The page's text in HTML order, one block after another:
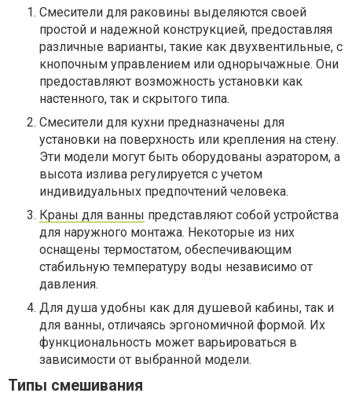
Смесители для раковины выделяются своей
простой и надежной конструкцией, предоставляя
различные варианты, такие как двухвентильные, с
кнопочным управлением или однорычажные. Они
предоставляют возможность установки как
настенного, так и скрытого типа.
Смесители для кухни предназначены для
установки на поверхность или крепления на стену.
Эти модели могут быть оборудованы аэратором, а
высота излива регулируется с учетом
индивидуальных предпочтений человека.
Краны для ванны представляют собой устройства
для наружного монтажа. Некоторые из них
оснащены термостатом, обеспечивающим
стабильную температуру воды независимо от
давления.
Для душа удобны как для душевой кабины, так и
для ванны, отличаясь эргономичной формой. Их
функциональность может варьироваться в
зависимости от выбранной модели.
Типы смешивания